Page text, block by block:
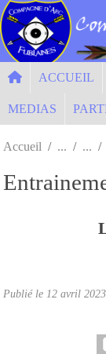
ACCUEIL
MEDIAS
Accueil
Publié le 12 avril 2023
Panneau de gestion